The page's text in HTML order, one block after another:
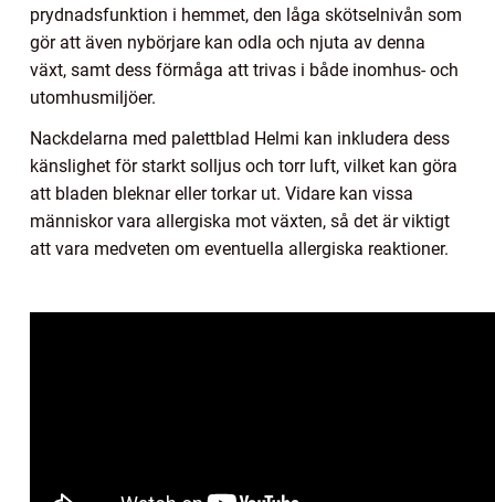
prydnadsfunktion i hemmet, den låga skötselnivån som
gör att även nybörjare kan odla och njuta av denna
växt, samt dess förmåga att trivas i både inomhus- och
utomhusmiljöer.
Nackdelarna med palettblad Helmi kan inkludera dess
känslighet för starkt solljus och torr luft, vilket kan göra
att bladen bleknar eller torkar ut. Vidare kan vissa
människor vara allergiska mot växten, så det är viktigt
att vara medveten om eventuella allergiska reaktioner.